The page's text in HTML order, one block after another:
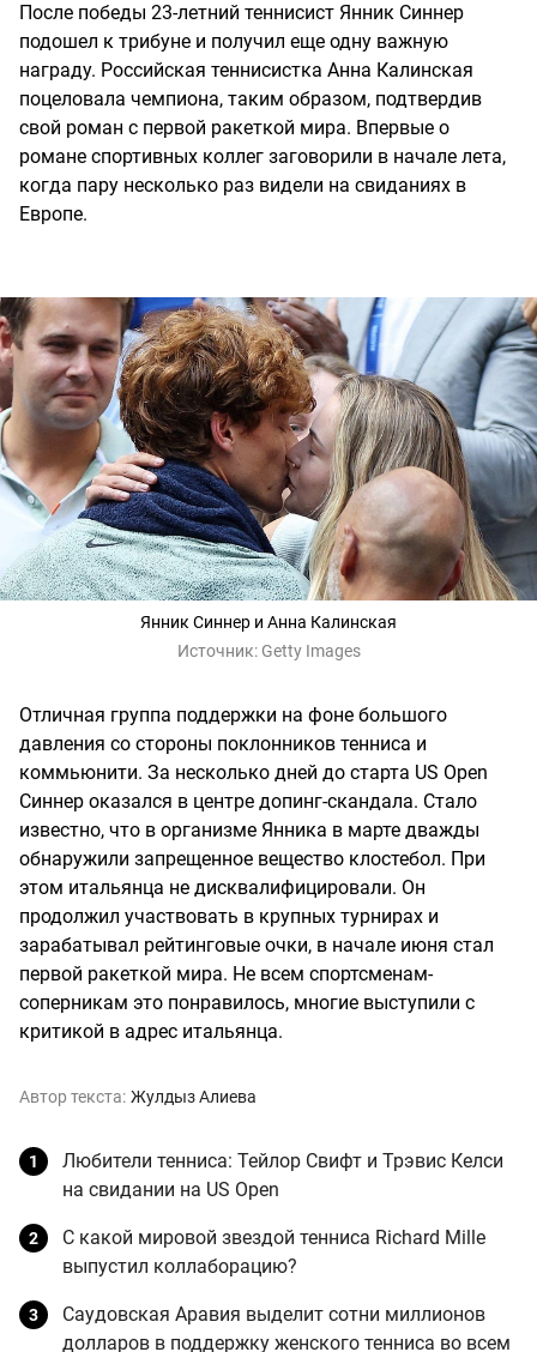
После победы 23-летний теннисист Янник Синнер
подошел к трибуне и получил еще одну важную
награду. Российская теннисистка Анна Калинская
поцеловала чемпиона, таким образом, подтвердив
свой роман с первой ракеткой мира. Впервые о
романе спортивных коллег заговорили в начале лета,
когда пару несколько раз видели на свиданиях в
Европе.
Янник Синнер и Анна Калинская
Источник: Getty Images
Отличная группа поддержки на фоне большого
давления со стороны поклонников тенниса и
коммьюнити. За несколько дней до старта US Open
Синнер оказался в центре допинг-скандала. Стало
известно, что в организме Янника в марте дважды
обнаружили запрещенное вещество клостебол. При
этом итальянца не дисквалифицировали. Он
продолжил участвовать в крупных турнирах и
зарабатывал рейтинговые очки, в начале июня стал
первой ракеткой мира. Не всем спортсменам-
соперникам это понравилось, многие выступили с
критикой в адрес итальянца.
Автор текста: Жулдыз Алиева
Любители тенниса: Тейлор Свифт и Трэвис Келси
на свидании на US Open
С какой мировой звездой тенниса Richard Mille
выпустил коллаборацию?
Саудовская Аравия выделит сотни миллионов
долларов в поддержку женского тенниса во всем